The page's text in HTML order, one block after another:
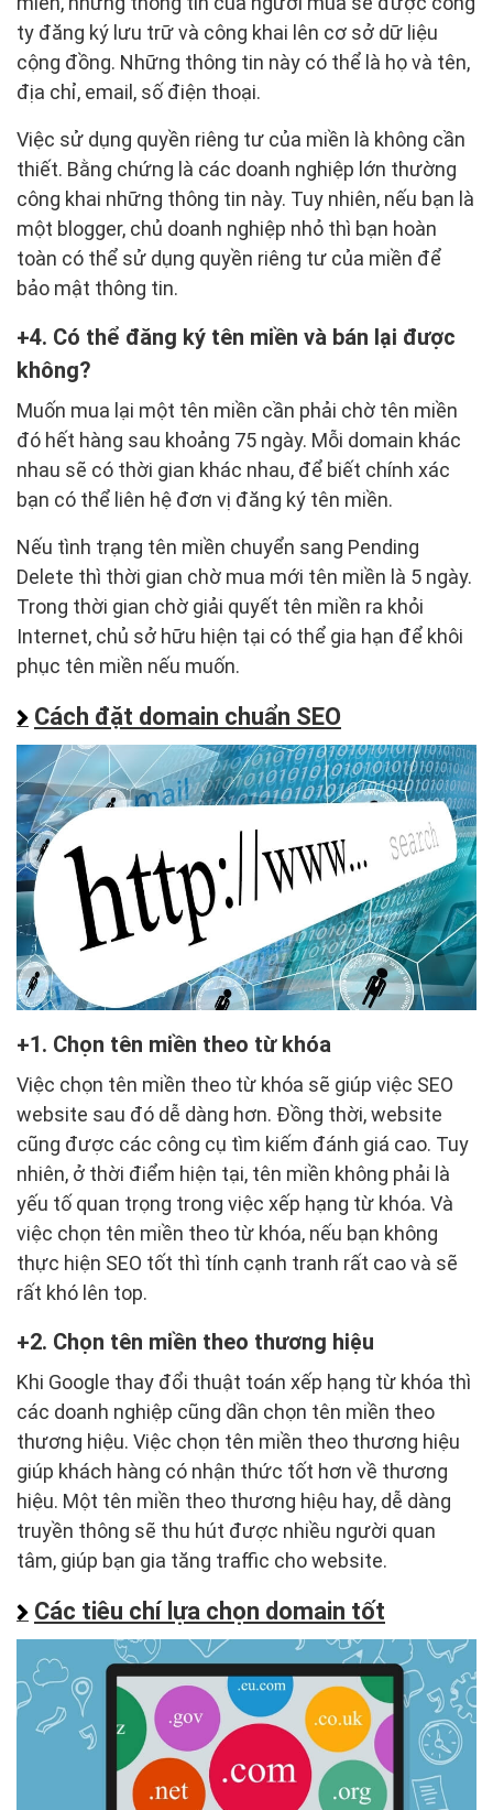
ty đăng ký lưu trữ và công khai lên cơ sở dữ liệu
cộng đồng. Những thông tin này có thể là họ và tên,
địa chỉ, email, số điện thoại.
Việc sử dụng quyền riêng tư của miền là không cần
thiết. Bằng chứng là các doanh nghiệp lớn thường
công khai những thông tin này. Tuy nhiên, nếu bạn là
một blogger, chủ doanh nghiệp nhỏ thì bạn hoàn
toàn có thể sử dụng quyền riêng tư của miền để
bảo mật thông tin.
4. Có thể đăng ký tên miền và bán lại được
không?
Muốn mua lại một tên miền cần phải chờ tên miền
đó hết hàng sau khoảng 75 ngày. Mỗi domain khác
nhau sẽ có thời gian khác nhau, để biết chính xác
bạn có thể liên hệ đơn vị đăng ký tên miền.
Nếu tình trạng tên miền chuyển sang Pending
Delete thì thời gian chờ mua mới tên miền là 5 ngày.
Trong thời gian chờ giải quyết tên miền ra khỏi
Internet, chủ sở hữu hiện tại có thể gia hạn để khôi
phục tên miền nếu muốn.
Cách đặt domain chuẩn SEO
1. Chọn tên miền theo từ khóa
Việc chọn tên miền theo từ khóa sẽ giúp việc SEO
website sau đó dễ dàng hơn. Đồng thời, website
cũng được các công cụ tìm kiếm đánh giá cao. Tuy
nhiên, ở thời điểm hiện tại, tên miền không phải là
yếu tố quan trọng trong việc xếp hạng từ khóa. Và
việc chọn tên miền theo từ khóa, nếu bạn không
thực hiện SEO tốt thì tính cạnh tranh rất cao và sẽ
rất khó lên top.
2. Chọn tên miền theo thương hiệu
Khi Google thay đổi thuật toán xếp hạng từ khóa thì
các doanh nghiệp cũng dần chọn tên miền theo
thương hiệu. Việc chọn tên miền theo thương hiệu
giúp khách hàng có nhận thức tốt hơn về thương
hiệu. Một tên miền theo thương hiệu hay, dễ dàng
truyền thông sẽ thu hút được nhiều người quan
tâm, giúp bạn gia tăng traffic cho website.
Các tiêu chí lựa chọn domain tốt